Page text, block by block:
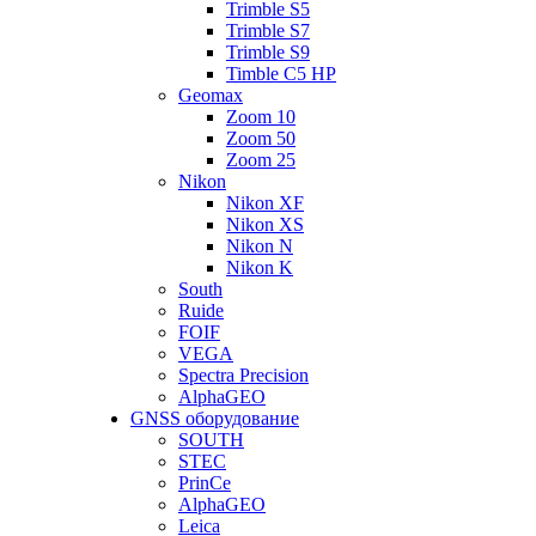
Trimble S5
Trimble S7
Trimble S9
Timble C5 HP
Geomax
Zoom 10
Zoom 50
Zoom 25
Nikon
Nikon XF
Nikon XS
Nikon N
Nikon K
South
Ruide
FOIF
VEGA
Spectra Precision
AlphaGEO
GNSS оборудование
SOUTH
STEC
PrinCe
AlphaGEO
Leica